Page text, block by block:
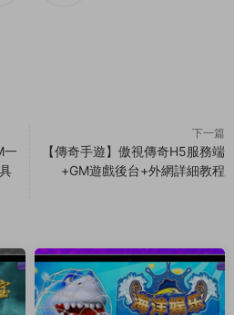
一
下一篇
【傳奇手遊】傲視傳奇H5服務端
+GM遊戲後台+外網詳細教程